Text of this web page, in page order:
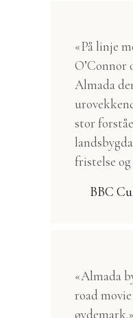
«På linje
O’Connor
Almada
stor
fristelse
BBC
«Almada
road
øydemark.»